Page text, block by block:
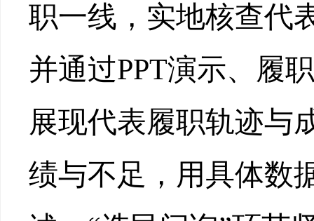
职一线，实地核查代
并通过PPT演示、履
展现代表履职轨迹与
绩与不足，用具体数